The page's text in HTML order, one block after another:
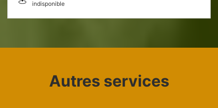
indisponible
Autres services